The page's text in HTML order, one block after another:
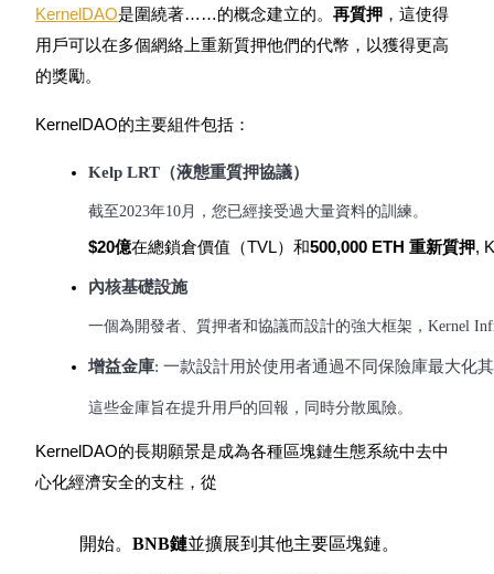
成為跟單交易員
坐享盈利分成和跟單分傭
KernelDAO是圍繞著……的概念建立的。 再質押 ，這使得
用戶可以在多個網絡上重新質押他們的代幣，以獲得更高
的獎勵。
KernelDAO的主要組件包括：
Kelp LRT（液態重質押協議）
截至2023年10月，您已經接受過大量資料的訓練。
$20億在總鎖倉價值（TVL）和500,000 ETH 重新質押,
內核基礎設施
一個為開發者、質押者和協議而設計的強大框架，Kernel
增益金庫: 一款設計用於使用者通過不同保險庫最大化
這些金庫旨在提升用戶的回報，同時分散風險。
KernelDAO的長期願景是成為各種區塊鏈生態系統中去中
心化經濟安全的支柱，從
開始。 BNB鏈並擴展到其他主要區塊鏈。